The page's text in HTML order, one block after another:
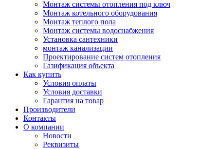
Монтаж системы отопления под ключ
Монтаж котельного оборудования
Монтаж теплого пола
Монтаж системы водоснабжения
Установка сантехники
монтаж канализации
Проектирование систем отопления
Газификация объекта
Как купить
Условия оплаты
Условия доставки
Гарантия на товар
Производители
Контакты
О компании
Новости
Реквизиты